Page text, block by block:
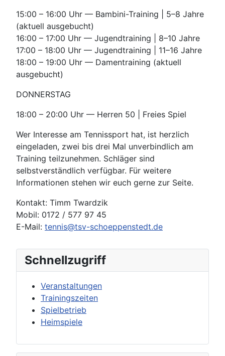
15:00 – 16:00 Uhr — Bambini-Training | 5–8 Jahre
(aktuell ausgebucht)
16:00 – 17:00 Uhr — Jugendtraining | 8–10 Jahre
17:00 – 18:00 Uhr — Jugendtraining | 11–16 Jahre
18:00 – 19:00 Uhr — Damentraining (aktuell
ausgebucht)
DONNERSTAG
18:00 – 20:00 Uhr — Herren 50 | Freies Spiel
Wer Interesse am Tennissport hat, ist herzlich
eingeladen, zwei bis drei Mal unverbindlich am
Training teilzunehmen. Schläger sind
selbstverständlich verfügbar. Für weitere
Informationen stehen wir euch gerne zur Seite.
Kontakt: Timm Twardzik
Mobil: 0172 / 577 97 45
E-Mail: tennis@tsv-schoeppenstedt.de
Schnellzugriff
Veranstaltungen
Trainingszeiten
Spielbetrieb
Heimspiele